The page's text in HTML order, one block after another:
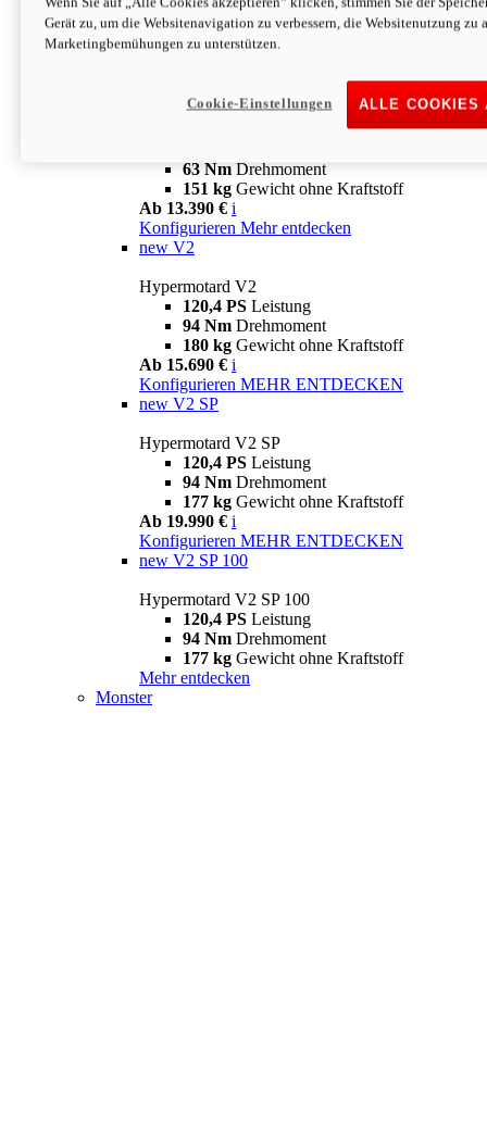
63 NmDrehmoment
151 kgGewicht ohne Kraftstoff
Ab 13.890 € i
63 Nm Drehmoment
151 kg Gewicht ohne Kraftstoff
Ab 13.390 € i
Konfigurieren Mehr entdecken
new V2
Hypermotard V2
120,4 PS Leistung
94 Nm Drehmoment
180 kg Gewicht ohne Kraftstoff
Ab 15.690 € i
Konfigurieren MEHR ENTDECKEN
new V2 SP
Hypermotard V2 SP
120,4 PS Leistung
94 Nm Drehmoment
177 kg Gewicht ohne Kraftstoff
Ab 19.990 € i
Konfigurieren MEHR ENTDECKEN
new V2 SP 100
Hypermotard V2 SP 100
120,4 PS Leistung
94 Nm Drehmoment
177 kg Gewicht ohne Kraftstoff
Mehr entdecken
Monster
Gerät zu, um die Websitenavigation zu verbessern, die Websitenutzung zu
Marketingbemühungen zu unterstützen.
ALLE COOKIES
Cookie-Einstellungen